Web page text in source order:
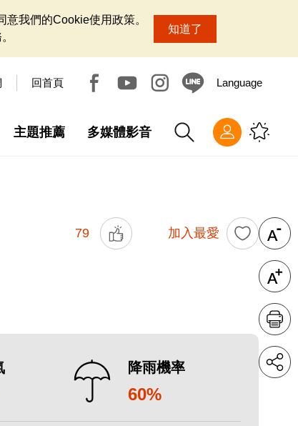
我們的Cookie使用政策。
知道了
回首頁 Language
主題推薦 多媒體影音
79 加入最愛
降雨機率
60%